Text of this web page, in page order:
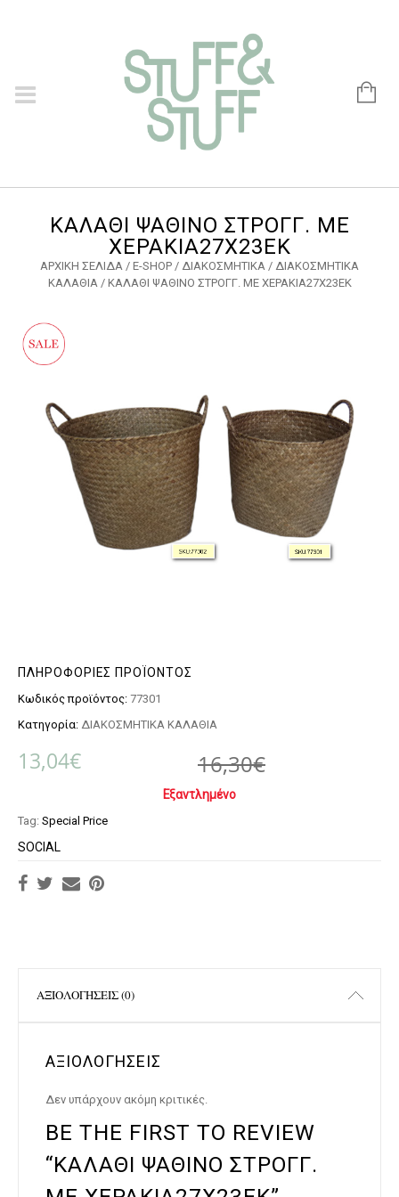
ΚΑΛΑΘΙ ΨΑΘΙΝΟ ΣΤΡΟΓΓ. ΜΕ
ΧΕΡΑΚΙΑ27Χ23ΕΚ
ΑΡΧΙΚΉ ΣΕΛΊΔΑ / E-SHOP / ΔΙΑΚΟΣΜΗΤΙΚΑ / ΔΙΑΚΟΣΜΗΤΙΚΑ
ΚΑΛΑΘΙΑ/ ΚΑΛΑΘΙ ΨΑΘΙΝΟ ΣΤΡΟΓΓ. ΜΕ ΧΕΡΑΚΙΑ27Χ23ΕΚ
ΠΛΗΡΟΦΟΡΊΕΣ ΠΡΟΪΌΝΤΟΣ
Κωδικός προϊόντος: 77301
Κατηγορία: ΔΙΑΚΟΣΜΗΤΙΚΑ ΚΑΛΑΘΙΑ
16,30€
13,04€
Εξαντλημένο
Tag: Special Price
SOCIAL
ΑΞΙΟΛΟΓΉΣΕΙΣ (0)
ΑΞΙΟΛΟΓΉΣΕΙΣ
Δεν υπάρχουν ακόμη κριτικές.
BE THE FIRST TO REVIEW
“ΚΑΛΑΘΙ ΨΑΘΙΝΟ ΣΤΡΟΓΓ.